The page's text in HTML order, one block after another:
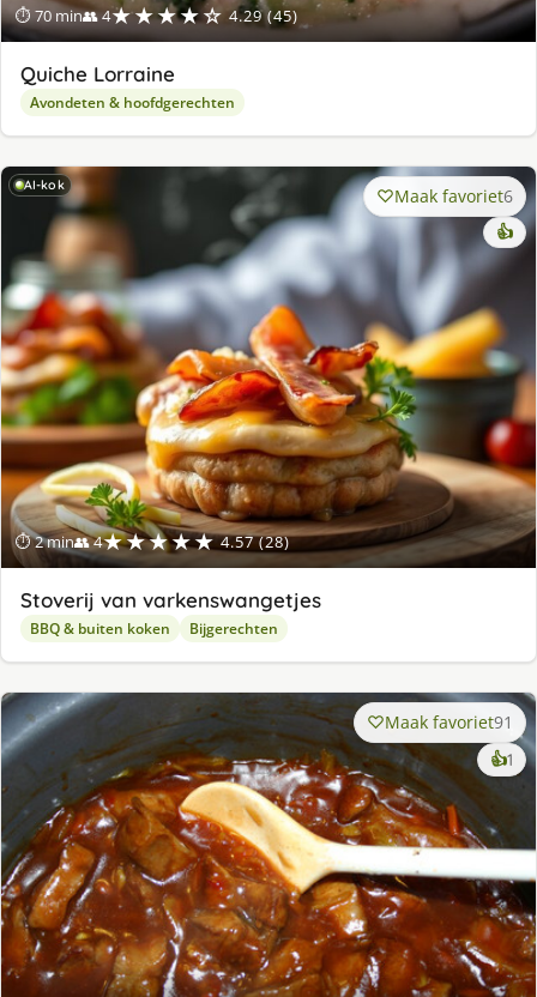
⏱ 70 min👥 4★★★★☆ 4.29 (45)
Quiche Lorraine
Avondeten & hoofdgerechten
AI-kok
⏱ 2 min👥 4★★★★★ 4.57 (28)
Maak favoriet6
👍
Stoverij van varkenswangetjes
BBQ & buiten koken Bijgerechten
Maak favoriet91
👍1